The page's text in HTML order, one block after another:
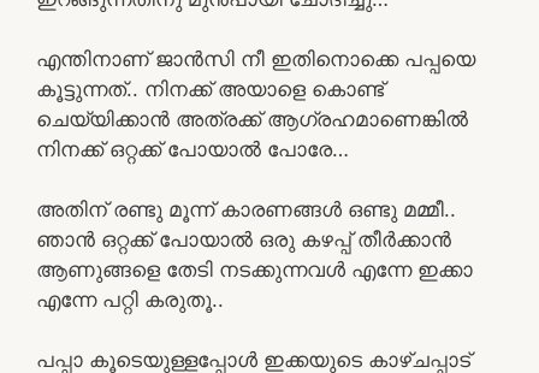
എന്തിനാണ് ജാൻസി നീ ഇതിനൊക്കെ പപ്പയെ
കൂട്ടുന്നത്.. നിനക്ക് അയാളെ കൊണ്ട്
ചെയ്യിക്കാൻ അത്രക്ക് ആഗ്രഹമാണെങ്കിൽ
നിനക്ക് ഒറ്റക്ക് പോയാൽ പോരേ…
അതിന് രണ്ടു മൂന്ന് കാരണങ്ങൾ ഒണ്ടു മമ്മീ..
ഞാൻ ഒറ്റക്ക് പോയാൽ ഒരു കഴപ്പ് തീർക്കാൻ
ആണുങ്ങളെ തേടി നടക്കുന്നവൾ എന്നേ ഇക്കാ
എന്നേ പറ്റി കരുതൂ..
പപ്പാ കൂടെയുള്ളപ്പോൾ ഇക്കയുടെ കാഴ്ചപ്പാട്